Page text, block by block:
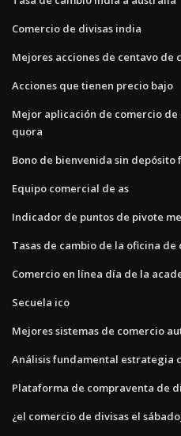
Comercio de divisas india
Mejores acciones de centavo de
Acciones que tienen precio bajo
Mejor aplicación de comercio
quora
Bono de bienvenida sin depósito
Equipo comercial de as
Indicador de puntos de pivote
Tasas de cambio de la oficina
Comercio en línea día de la
Secuela ico
Mejores sistemas de comercio
Análisis fundamental estrategia
Plataforma de compraventa de
¿el comercio de divisas el sábado_